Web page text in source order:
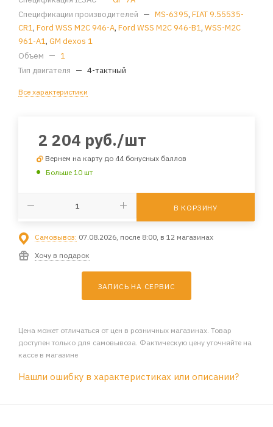
Спецификации производителей — MS-6395, FIAT 9.55535-
CR1, Ford WSS M2C 946-A, Ford WSS M2C 946-B1, WSS-M2C
961-A1, GM dexos 1
Объем — 1
Тип двигателя — 4-тактный
Все характеристики
2 204 руб./шт
Вернем на карту до 44 бонусных баллов
Больше 10 шт
В КОРЗИНУ
Самовывоз: 07.08.2026, после 8:00, в 12 магазинах
Хочу в подарок
ЗАПИСЬ НА СЕРВИС
Цена может отличаться от цен в розничных магазинах. Товар
доступен только для самовывоза. Фактическую цену уточняйте на
кассе в магазине
Нашли ошибку в характеристиках или описании?